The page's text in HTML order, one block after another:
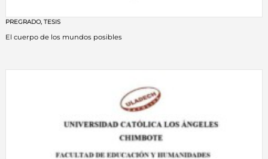
PREGRADO, TESIS
El cuerpo de los mundos posibles